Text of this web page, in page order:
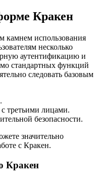
Кракен
камнем использования
несколько
аутентификацию и
стандартных функций
следовать базовым
третьими лицами.
безопасности.
значительно
с Кракен.
Кракен